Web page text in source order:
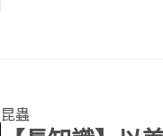
昆蟲